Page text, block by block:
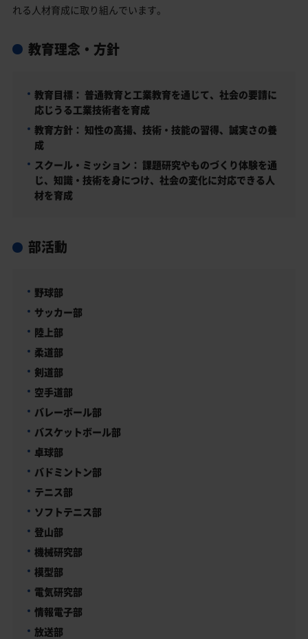
れる人材育成に取り組んでいます。
教育理念・方針
教育目標： 普通教育と工業教育を通じて、社会の要請に
応じうる工業技術者を育成
教育方針： 知性の高揚、技術・技能の習得、誠実さの養
成
スクール・ミッション： 課題研究やものづくり体験を通
じ、知識・技術を身につけ、社会の変化に対応できる人
材を育成
部活動
野球部
サッカー部
陸上部
柔道部
剣道部
空手道部
バレーボール部
バスケットボール部
卓球部
バドミントン部
テニス部
ソフトテニス部
登山部
機械研究部
模型部
電気研究部
情報電子部
放送部